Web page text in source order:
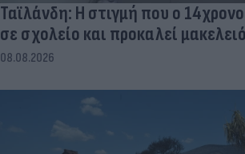
Ταϊλάνδη: Η στιγμή που ο
σε σχολείο και προκαλεί μακελειό
08.08.2026